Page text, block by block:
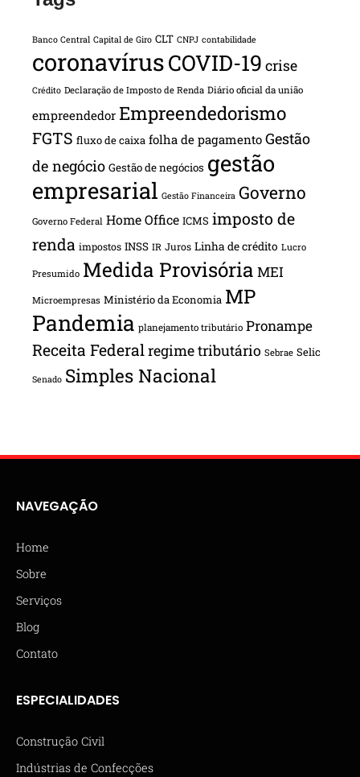
Banco Central Capital de Giro CLT CNPJ contabilidade
coronavírusCOVID-19 crise
Crédito Declaração de Imposto de Renda Diário oficial da união
empreendedor Empreendedorismo
FGTS fluxo de caixa folha de pagamento Gestão
de negócio Gestão de negócios gestão
empresarial Gestão Financeira Governo
Governo Federal Home Office ICMS imposto de
renda impostos INSS IR Juros Linha de crédito Lucro
Presumido Medida Provisória MEI
Microempresas Ministério da Economia MP
Pandemia planejamento tributário Pronampe
Receita Federalregime tributário Sebrae Selic
Senado Simples Nacional
NAVEGAÇÃO
Home
Sobre
Serviços
Blog
Contato
ESPECIALIDADES
Construção Civil
Indústrias de Confecções